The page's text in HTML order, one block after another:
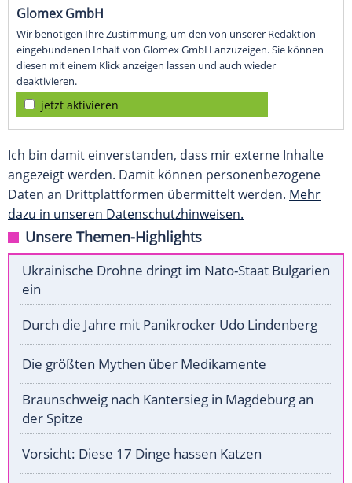
Glomex GmbH
Wir benötigen Ihre Zustimmung, um den von unserer Redaktion
eingebundenen Inhalt von Glomex GmbH anzuzeigen. Sie können
diesen mit einem Klick anzeigen lassen und auch wieder
deaktivieren.
jetzt aktivieren
Ich bin damit einverstanden, dass mir externe Inhalte
angezeigt werden. Damit können personenbezogene
Daten an Drittplattformen übermittelt werden. Mehr
dazu in unseren Datenschutzhinweisen.
Unsere Themen-Highlights
Ukrainische Drohne dringt im Nato-Staat Bulgarien
ein
Durch die Jahre mit Panikrocker Udo Lindenberg
Die größten Mythen über Medikamente
Braunschweig nach Kantersieg in Magdeburg an
der Spitze
Vorsicht: Diese 17 Dinge hassen Katzen